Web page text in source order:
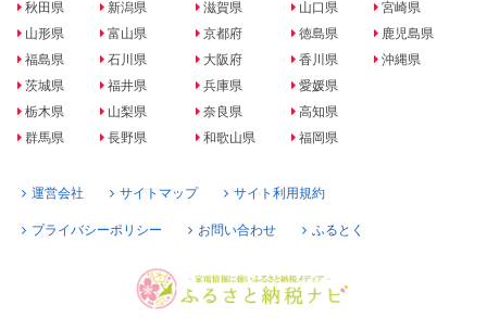
秋田県
山形県
福島県
茨城県
栃木県
群馬県
新潟県
富山県
石川県
福井県
山梨県
長野県
滋賀県
京都府
大阪府
兵庫県
奈良県
和歌山県
山口県
徳島県
香川県
愛媛県
高知県
福岡県
宮崎県
鹿児島県
沖縄県
運営会社 サイトマップ サイト利用規約
プライバシーポリシー お問い合わせ ふるとく